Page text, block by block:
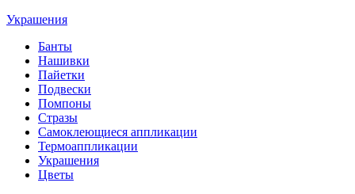
Украшения
Банты
Нашивки
Пайетки
Подвески
Помпоны
Стразы
Самоклеющиеся аппликации
Термоаппликации
Украшения
Цветы